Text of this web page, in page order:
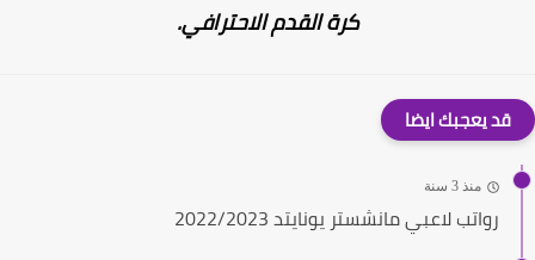
كرة القدم الاحترافي.
قد يعجبك ايضا
منذ 3 سنة
رواتب لاعبي مانشستر يونايتد 2022/2023